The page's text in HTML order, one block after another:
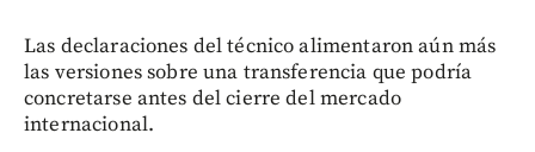
Las declaraciones del técnico alimentaron aún más
las versiones sobre una transferencia que podría
concretarse antes del cierre del mercado
internacional.